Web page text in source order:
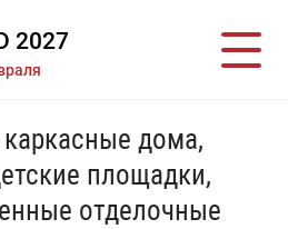
2027
дома,
площадки,
отделочные